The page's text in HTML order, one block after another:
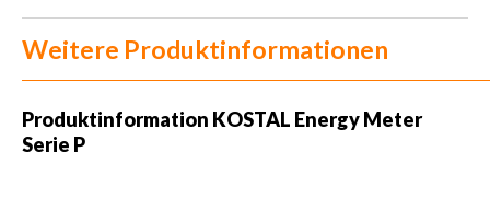
Weitere Produktinformationen
Produktinformation KOSTAL Energy Meter
Serie P